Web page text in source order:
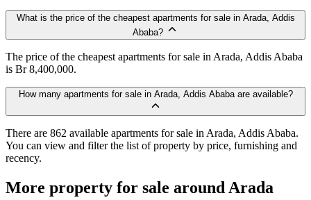
What is the price of the cheapest apartments for sale in Arada, Addis
Ababa?
The price of the cheapest apartments for sale in Arada, Addis Ababa
is Br 8,400,000.
How many apartments for sale in Arada, Addis Ababa are available?
There are 862 available apartments for sale in Arada, Addis Ababa.
You can view and filter the list of property by price, furnishing and
recency.
More property for sale around Arada